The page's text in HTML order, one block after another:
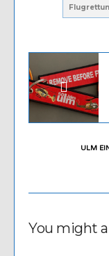
ULM
You might